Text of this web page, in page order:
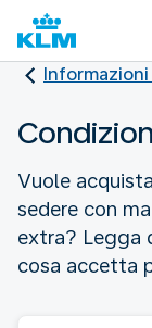
Vuole
sedere con
extra? Legga
cosa accetta